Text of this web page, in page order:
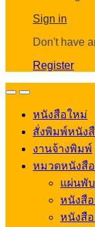
Sign in
Don't have
Register
OpenClose
หนังสือใหม่
สั่งพิมพ์หนัง
งานจ้างพิมพ์
หมวดหนังสื
แผ่นพั
หนังสื
หนังสื